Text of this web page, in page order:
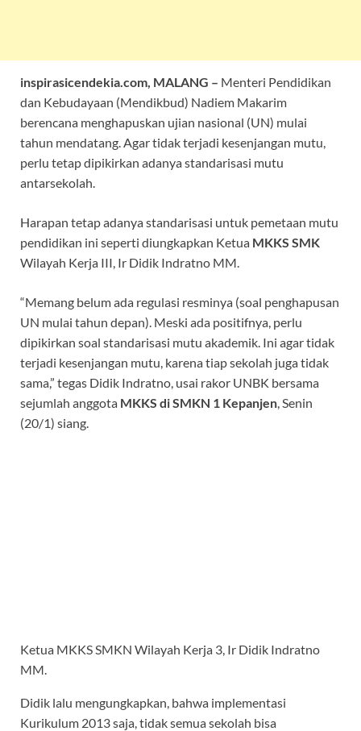
inspirasicendekia.com, MALANG – Menteri Pendidikan
dan Kebudayaan (Mendikbud) Nadiem Makarim
berencana menghapuskan ujian nasional (UN) mulai
tahun mendatang. Agar tidak terjadi kesenjangan mutu,
perlu tetap dipikirkan adanya standarisasi mutu
antarsekolah.
Harapan tetap adanya standarisasi untuk pemetaan mutu
pendidikan ini seperti diungkapkan Ketua MKKS SMK
Wilayah Kerja III, Ir Didik Indratno MM.
“Memang belum ada regulasi resminya (soal penghapusan
UN mulai tahun depan). Meski ada positifnya, perlu
dipikirkan soal standarisasi mutu akademik. Ini agar tidak
terjadi kesenjangan mutu, karena tiap sekolah juga tidak
sama,” tegas Didik Indratno, usai rakor UNBK bersama
sejumlah anggota MKKS di SMKN 1 Kepanjen, Senin
(20/1) siang.
Ketua MKKS SMKN Wilayah Kerja 3, Ir Didik Indratno
MM.
Didik lalu mengungkapkan, bahwa implementasi
Kurikulum 2013 saja, tidak semua sekolah bisa